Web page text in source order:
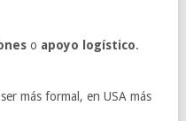
o apoyo logístico.
más formal, en USA más